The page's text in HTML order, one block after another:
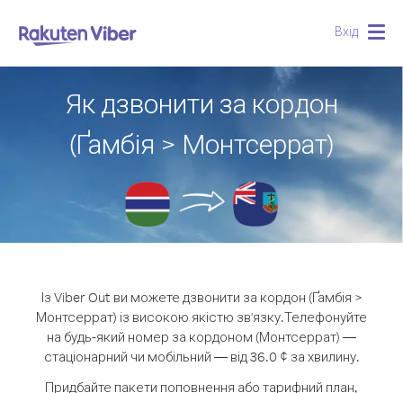
Вхід
Як дзвонити за кордон
(Ґамбія > Монтсеррат)
Із Viber Out ви можете дзвонити за кордон (Ґамбія >
Монтсеррат) із високою якістю зв'язку.Телефонуйте
на будь-який номер за кордоном (Монтсеррат) —
стаціонарний чи мобільний — від 36.0 ¢ за хвилину.
Придбайте пакети поповнення або тарифний план,